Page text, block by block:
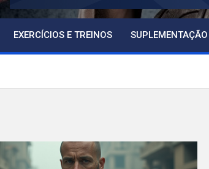
EXERCÍCIOS E TREINOS SUPLEMENTAÇÃO